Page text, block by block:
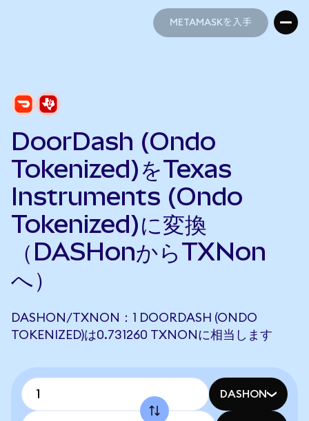
METAMASKを入手
DoorDash (Ondo
Tokenized)をTexas
Instruments (Ondo
Tokenized)に変換
（DASHonからTXNon
へ）
DASHON/TXNON：1 DOORDASH (ONDO
TOKENIZED)は0.731260 TXNONに相当します
DASHON